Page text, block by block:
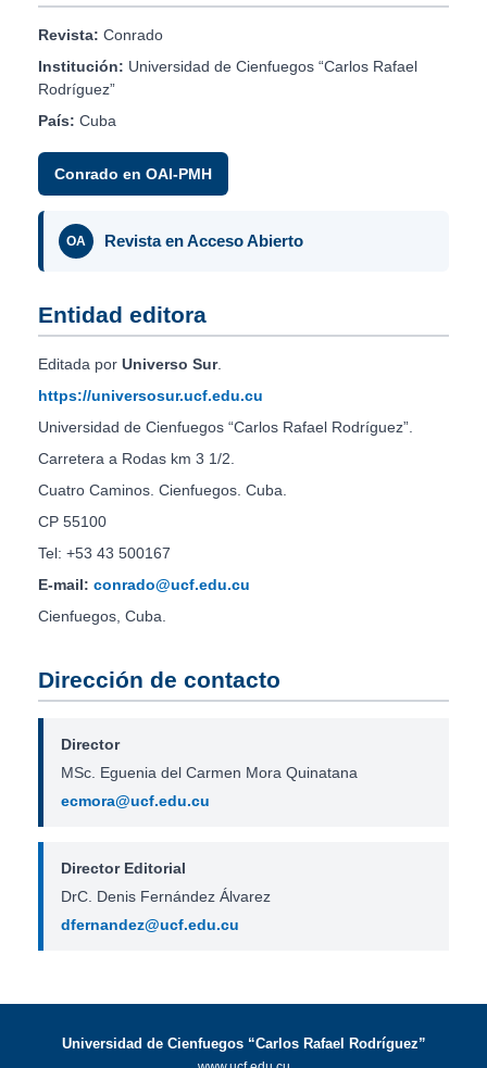
Revista: Conrado
Institución: Universidad de Cienfuegos “Carlos Rafael
Rodríguez”
País: Cuba
Conrado en OAI-PMH
OA Revista en Acceso Abierto
Entidad editora
Editada por Universo Sur.
https://universosur.ucf.edu.cu
Universidad de Cienfuegos “Carlos Rafael Rodríguez”.
Carretera a Rodas km 3 1/2.
Cuatro Caminos. Cienfuegos. Cuba.
CP 55100
Tel: +53 43 500167
E-mail: conrado@ucf.edu.cu
Cienfuegos, Cuba.
Dirección de contacto
Director
MSc. Eguenia del Carmen Mora Quinatana
ecmora@ucf.edu.cu
Director Editorial
DrC. Denis Fernández Álvarez
dfernandez@ucf.edu.cu
Universidad de Cienfuegos “Carlos Rafael Rodríguez”